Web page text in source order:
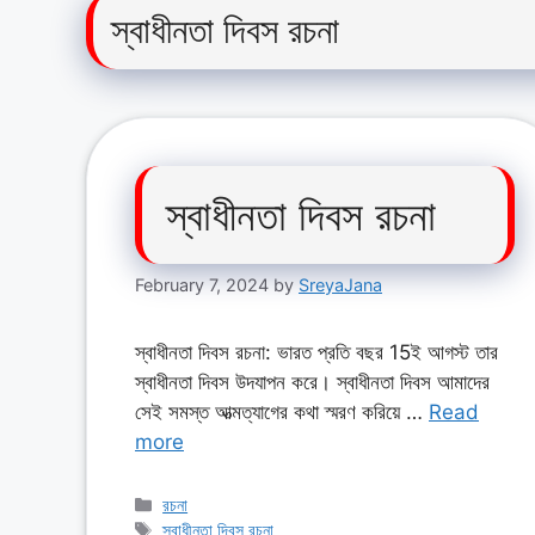
স্বাধীনতা দিবস রচনা
স্বাধীনতা দিবস রচনা
February 7, 2024 by SreyaJana
স্বাধীনতা দিবস রচনা: ভারত প্রতি বছর 15ই আগস্ট তার
স্বাধীনতা দিবস উদযাপন করে। স্বাধীনতা দিবস আমাদের
সেই সমস্ত আত্মত্যাগের কথা স্মরণ করিয়ে … Read
more
Categories
রচনা
Tags
স্বাধীনতা দিবস রচনা